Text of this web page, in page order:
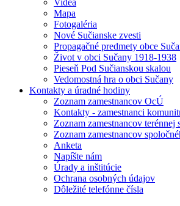
Videá
Mapa
Fotogaléria
Nové Sučianske zvesti
Propagačné predmety obce
Život v obci Sučany 1918-1938
Pieseň Pod Sučianskou skalou
Vedomostná hra o obci Sučany
Kontakty a úradné hodiny
Zoznam zamestnancov OcÚ
Kontakty - zamestnanci
Zoznam zamestnancov terénnej
Zoznam zamestnancov
Anketa
Napíšte nám
Úrady a inštitúcie
Ochrana osobných údajov
Dôležité telefónne čísla